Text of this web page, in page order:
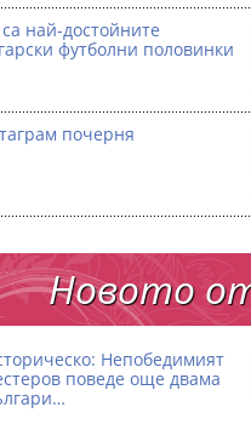
най-достойните
футболни половинки
почерня
Новото
Непобедимият
поведе още двама